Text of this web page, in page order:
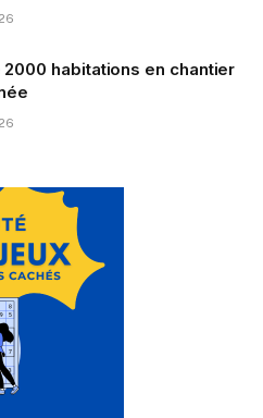
2000 habitations en chantier